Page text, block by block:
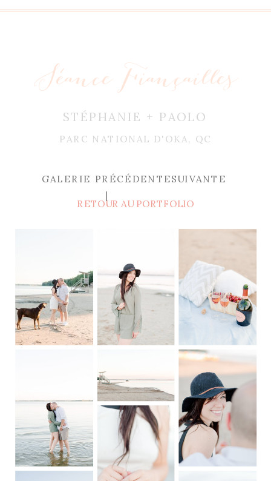
STÉPHANIE + PAOLO
PARC NATIONAL D'OKA, QC
Séance Fiançailles
RETOUR AU PORTFOLIO
GALERIE PRÉCÉDENTE
|
SUIVANTE